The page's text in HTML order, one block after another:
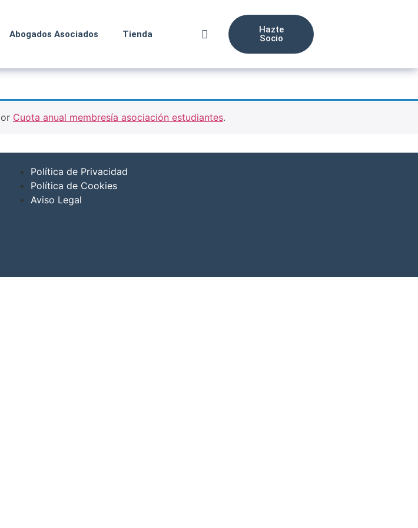
Abogados Asociados Tienda
Hazte
Socio
or Cuota anual membresía asociación estudiantes.
Política de Privacidad
Política de Cookies
Aviso Legal